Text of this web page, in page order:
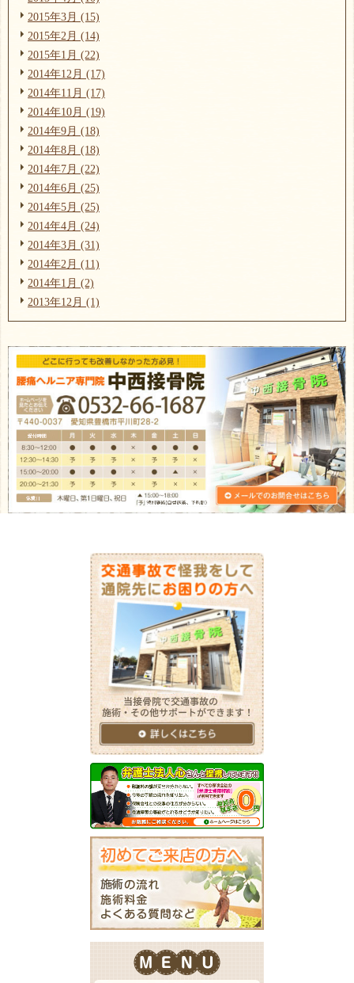
2015年3月 (15)
2015年2月 (14)
2015年1月 (22)
2014年12月 (17)
2014年11月 (17)
2014年10月 (19)
2014年9月 (18)
2014年8月 (18)
2014年7月 (22)
2014年6月 (25)
2014年5月 (25)
2014年4月 (24)
2014年3月 (31)
2014年2月 (11)
2014年1月 (2)
2013年12月 (1)